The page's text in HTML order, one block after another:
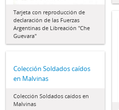
Tarjeta con reproducción de
declaración de las Fuerzas
Argentinas de Libreación "Che
Guevara"
Colección Soldados caídos
en Malvinas
Colección Soldados caídos en
Malvinas